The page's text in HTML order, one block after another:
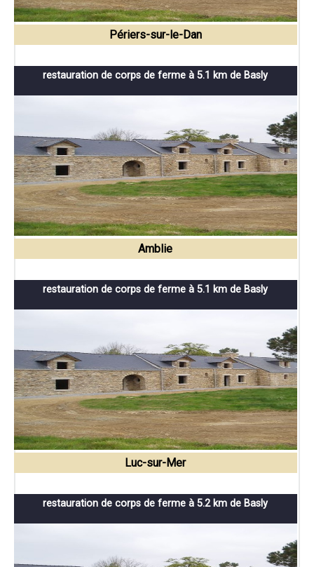
Périers-sur-le-Dan
restauration de corps de ferme à 5.1 km de Basly
Amblie
restauration de corps de ferme à 5.1 km de Basly
Luc-sur-Mer
restauration de corps de ferme à 5.2 km de Basly